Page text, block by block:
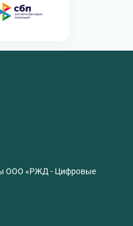
ООО «РЖД - Цифровые